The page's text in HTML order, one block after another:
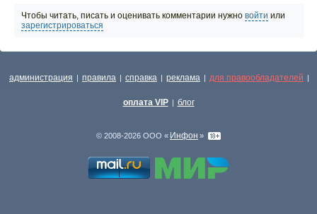
Чтобы читать, писать и оценивать комментарии нужно войти или
зарегистрироваться
администрация | правила | справка | реклама | для правообладателей |
оплата VIP | блог
© 2008-2026 ООО « Инфон »